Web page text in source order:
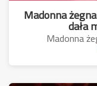
Madonna
dała
Madonna